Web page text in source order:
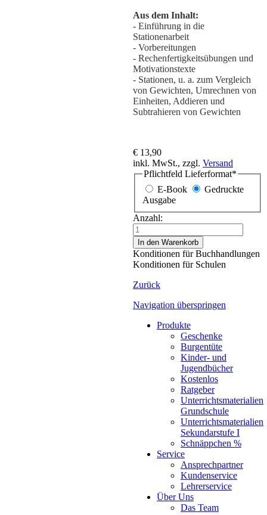
Aus dem Inhalt:
- Einführung in die
Stationenarbeit
- Vorbereitungen
- Rechenfertigkeitsübungen und
Motivationstexte
- Stationen, u. a. zum Vergleich
von Gewichten, Umrechnen von
Einheiten, Addieren und
Subtrahieren von Gewichten
€ 13,90
inkl. MwSt., zzgl. Versand
Pflichtfeld Lieferformat*
E-Book
Gedruckte
Ausgabe
Anzahl:
In den Warenkorb
Konditionen für Buchhandlungen
Konditionen für Schulen
Zurück
Navigation überspringen
Produkte
Geschenke
Burgentüte
Kinder- und
Jugendbücher
Kostenlos
Ratgeber
Unterrichtsmaterialien
Grundschule
Unterrichtsmaterialien
Sekundarstufe I
Schnäppchen %
Service
Ansprechpartner
Kundenservice
Lehrerservice
Über Uns
Das Team